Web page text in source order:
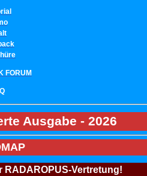
FORUM
Ausgabe - 2026
RADAROPUS-Vertretung!